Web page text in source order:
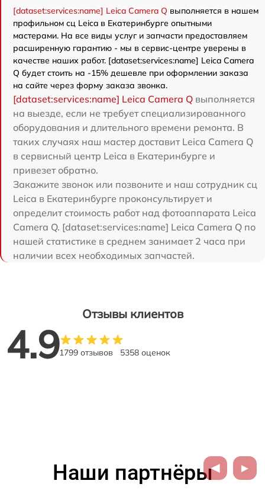
[dataset:services:name] Leica Camera Q выполняется в нашем
профильном сц Leica в Екатеринбурге опытными
мастерами. На все виды услуг и запчасти предоставляем
расширенную гарантию - мы в сервис-центре уверены в
качестве наших работ. [dataset:services:name] Leica Camera
Q будет стоить на -15% дешевле при оформлении заказа
на сайте через форму заказа звонка.
[dataset:services:name] Leica Camera Q выполняется
на выезде, если не требует специализированного
оборудования и длительного времени ремонта. В
таких случаях наш мастер доставит Leica Camera Q
в сервисный центр Leica в Екатеринбурге и
привезет обратно.
Закажите звонок или позвоните и наш сотрудник сц
Leica в Екатеринбурге проконсультирует и
определит стоимость работ над фотоаппарата Leica
Camera Q. [dataset:services:name] Leica Camera Q по
нашей статистике в среднем занимает 2 часа при
наличии всех необходимых запчастей.
Отзывы клиентов
4.91799 отзывов 5358 оценок
Наши партнёры